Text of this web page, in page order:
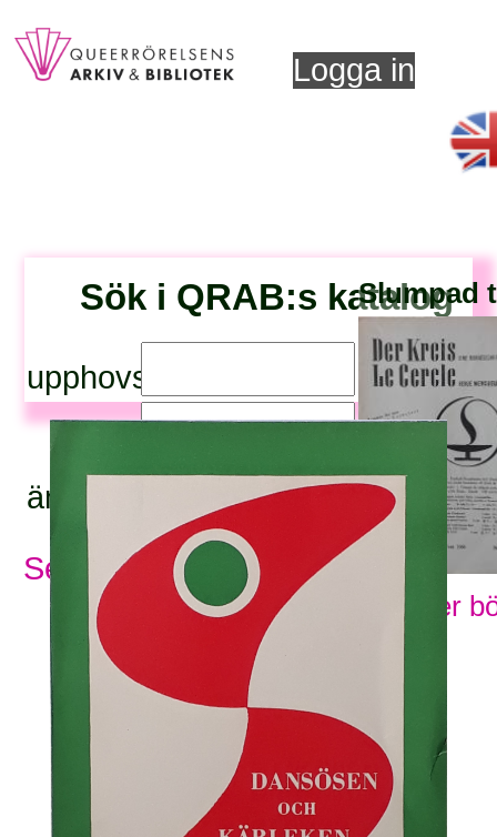
Logga in
Sök i QRAB:s katalog
upphovsperson:
ämnesord:
Se alla ämnesord
Slumpad
Visa fler